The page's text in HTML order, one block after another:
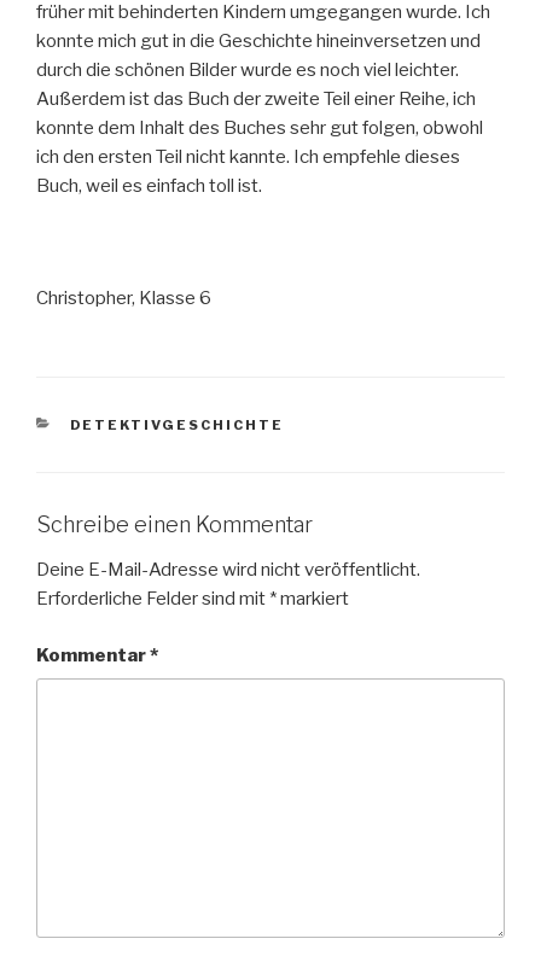
früher mit behinderten Kindern umgegangen wurde. Ich
konnte mich gut in die Geschichte hineinversetzen und
durch die schönen Bilder wurde es noch viel leichter.
Außerdem ist das Buch der zweite Teil einer Reihe, ich
konnte dem Inhalt des Buches sehr gut folgen, obwohl
ich den ersten Teil nicht kannte. Ich empfehle dieses
Buch, weil es einfach toll ist.
Christopher, Klasse 6
KATEGORIEN
DETEKTIVGESCHICHTE
Schreibe einen Kommentar
Deine E-Mail-Adresse wird nicht veröffentlicht.
Erforderliche Felder sind mit *markiert
Kommentar*